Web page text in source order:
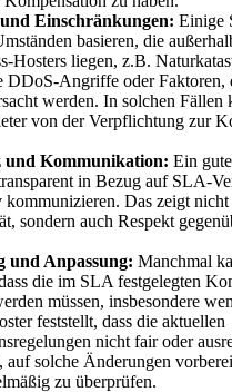
Einschränkungen: Einige
basieren, die
Hosters liegen, z.B.
DDoS-Angriffe oder Faktoren,
werden. In solchen Fällen
von der Verpflichtung zur
und Kommunikation: Ein
in Bezug auf SLA-
kommunizieren. Das zeigt
sondern auch Respekt
und Anpassung: Manchmal
die im SLA festgelegten
müssen, insbesondere
feststellt, dass die aktuellen
nicht fair oder
solche Änderungen
zu überprüfen.